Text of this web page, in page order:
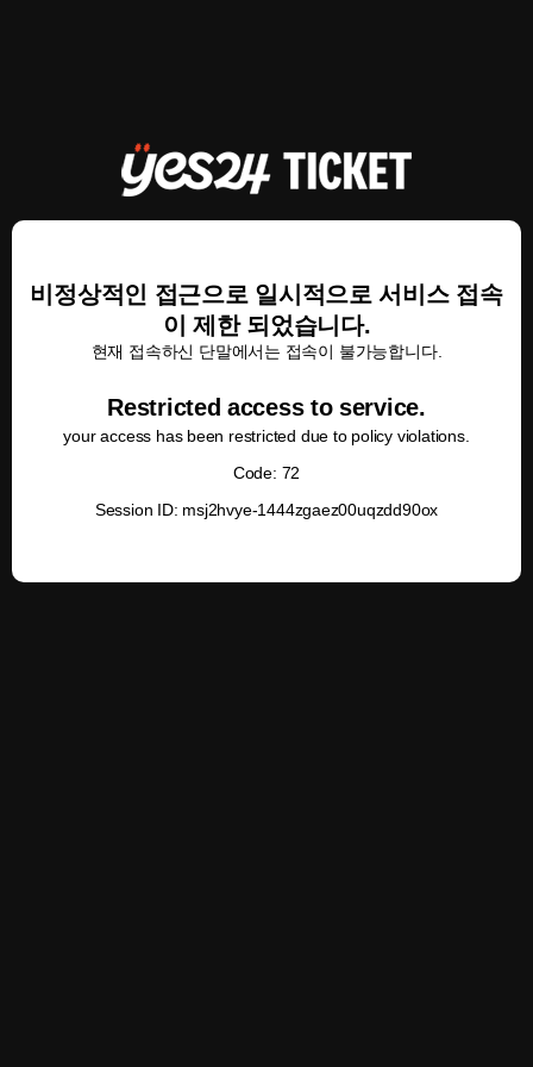
비정상적인 접근으로 일시적으로 서비스 접속
이 제한 되었습니다.
현재 접속하신 단말에서는 접속이 불가능합니다.
Restricted access to service.
your access has been restricted due to policy violations.
Code: 72
Session ID: msj2hvye-1444zgaez00uqzdd90ox